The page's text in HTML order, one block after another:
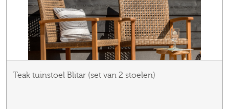
Teak tuinstoel Blitar (set van 2 stoelen)